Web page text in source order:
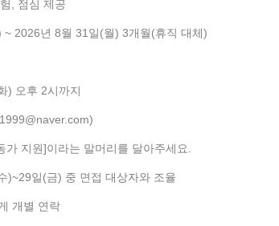
, 점심 제공
~ 2026년 8월 31일(월) 3개월(휴직 대체)
) 오후 2시까지
]이라는 말머리를 달아주세요.
)~29일(금) 중 면접 대상자와 조율
별 연락